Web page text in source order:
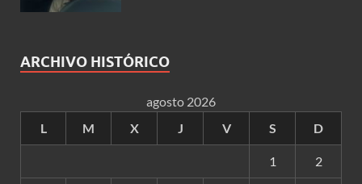
ARCHIVO HISTÓRICO
agosto 2026
L
M X J V S D
1 2